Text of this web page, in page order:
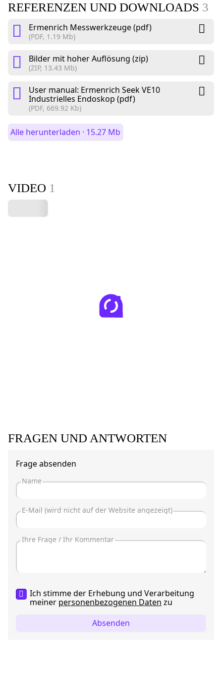
REFERENZEN UND DOWNLOADS 3
Ermenrich Messwerkzeuge (pdf)
(PDF, 1.19 Mb)
Bilder mit hoher Auflösung (zip)
(ZIP, 13.43 Mb)
User manual: Ermenrich Seek VE10
Industrielles Endoskop (pdf)
(PDF, 669.92 Kb)
Alle herunterladen · 15.27 Mb
VIDEO 1
FRAGEN UND ANTWORTEN
Frage absenden
Ich stimme der Erhebung und Verarbeitung
meiner personenbezogenen Daten zu
Absenden